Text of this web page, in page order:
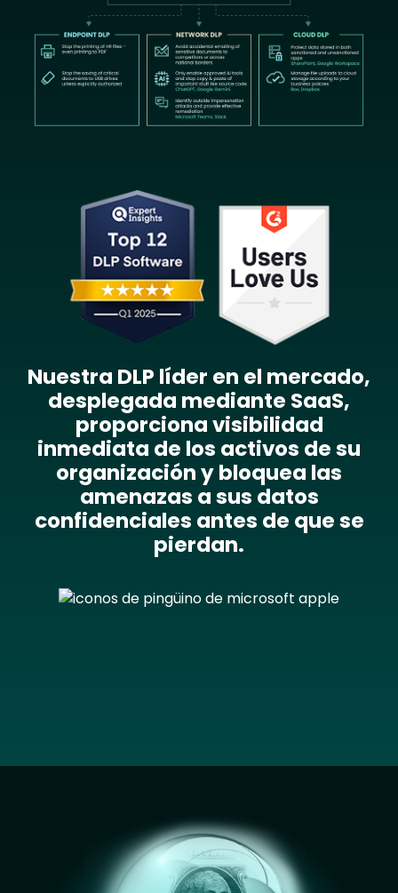
Nuestra DLP líder en el mercado,
desplegada mediante SaaS,
proporciona visibilidad
inmediata de los activos de su
organización y bloquea las
amenazas a sus datos
confidenciales antes de que se
pierdan.